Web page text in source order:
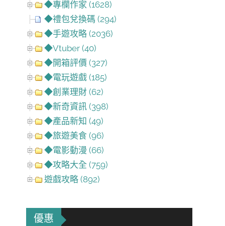
◆專欄作家 (1628)
◆禮包兌換碼 (294)
◆手遊攻略 (2036)
◆Vtuber (40)
◆開箱評價 (327)
◆電玩遊戲 (185)
◆創業理財 (62)
◆新奇資訊 (398)
◆產品新知 (49)
◆旅遊美食 (96)
◆電影動漫 (66)
◆攻略大全 (759)
遊戲攻略 (892)
優惠